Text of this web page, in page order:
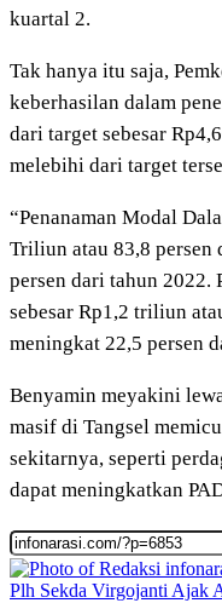
kuartal 2.
Tak hanya itu saja,
keberhasilan dalam
dari target sebesar
melebihi dari target
“Penanaman Modal
Triliun atau 83,8 persen
persen dari tahun 2022.
sebesar Rp1,2 triliun
meningkat 22,5 persen
Benyamin meyakini
masif di Tangsel
sekitarnya, seperti
dapat meningkatkan
Plh Sekda Virgojanti Ajak